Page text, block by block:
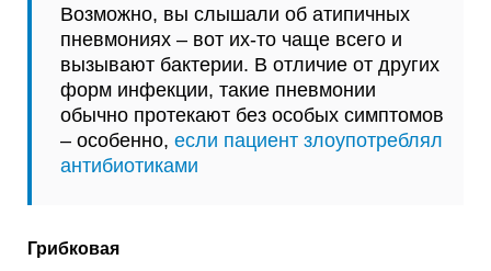
Возможно, вы слышали об атипичных
пневмониях – вот их-то чаще всего и
вызывают бактерии. В отличие от других
форм инфекции, такие пневмонии
обычно протекают без особых симптомов
– особенно, если пациент злоупотреблял
антибиотиками
Грибковая